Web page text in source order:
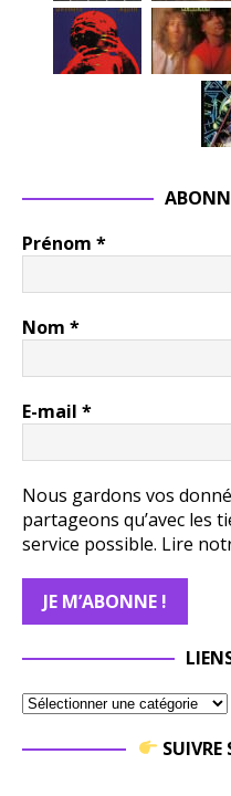
Prénom *
Nom *
E-mail *
Nous gardons vos
partageons qu’avec les
service possible. Lire
SUIVRE